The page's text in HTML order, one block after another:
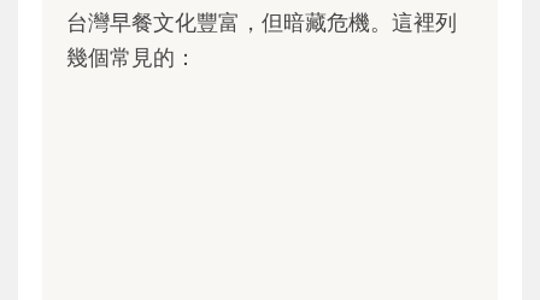
台灣早餐文化豐富，但暗藏危機。這裡列
幾個常見的：